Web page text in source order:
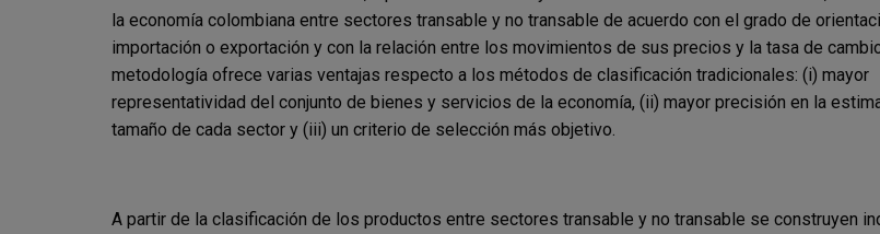
la economía colombiana entre sectores transable y no transable de acuerdo con el grado de
importación o exportación y con la relación entre los movimientos de sus precios y la tasa de
metodología ofrece varias ventajas respecto a los métodos de clasificación tradicionales: (i) mayor
representatividad del conjunto de bienes y servicios de la economía, (ii) mayor precisión en la
tamaño de cada sector y (iii) un criterio de selección más objetivo.
A partir de la clasificación de los productos entre sectores transable y no transable se construyen